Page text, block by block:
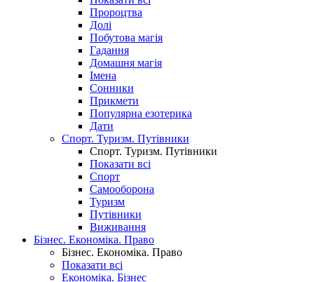
Пророцтва
Долі
Побутова магія
Гадання
Домашня магія
Імена
Сонники
Прикмети
Популярна езотерика
Дати
Спорт. Туризм. Путівники
Спорт. Туризм. Путівники
Показати всі
Спорт
Самооборона
Туризм
Путівники
Виживання
Бізнес. Економіка. Право
Бізнес. Економіка. Право
Показати всі
Економіка. Бізнес